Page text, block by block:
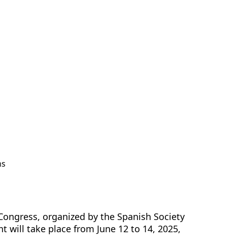
organized by the Spanish Society
will take place from June 12 to 14, 2025,